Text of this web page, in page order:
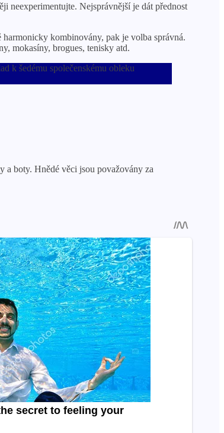
neexperimentujte. Nejsprávnější je dát přednost
kombinovány, pak je volba správná.
mokasíny, brogues, tenisky atd.
k šedému společenskému obleku
a boty. Hnědé věci jsou považovány za